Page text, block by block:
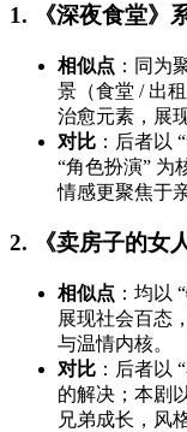
1. 《深夜食堂》
相似点 ：同为
景（食堂 / 出
治愈元素，展
对比 ：后者以
“角色扮演” 为
情感更聚焦于
2. 《卖房子的女
相似点 ：均以
展现社会百态
与温情内核。
对比 ：后者以
的解决；本剧
兄弟成长，风